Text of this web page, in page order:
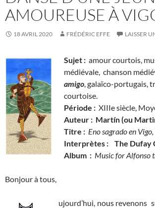
AMOUREUSE À
18 AVRIL 2020 FRÉDÉRIC EFFE LAISSER
Sujet : amour courtois,
médiévale, chanson
amigo, galaïco-portugais,
courtoise.
Période : XIIIe siècle,
Auteur : Martín (ou
Titre : Eno sagrado en
Interprètes :
The Dufay
Album : Music for Alfonso
Bonjour à tous,
ujourd’hui, nous revenons